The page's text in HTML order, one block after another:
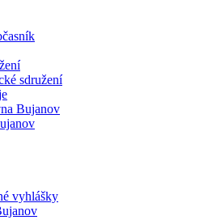
sdružení
Bujanov
vyhlášky